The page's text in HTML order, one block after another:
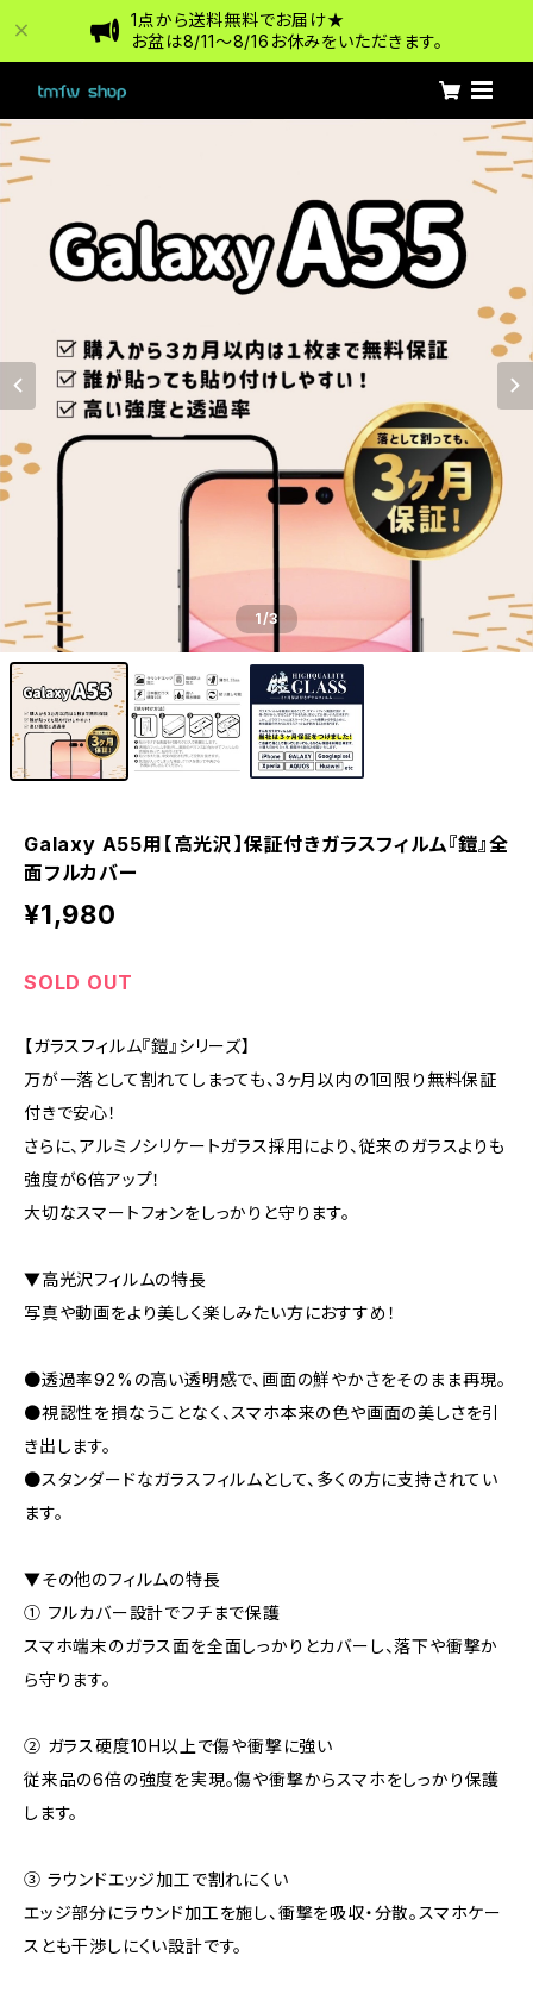
1点から送料無料でお届け★
お盆は8/11〜8/16お休みをいただきます。
1/3
Galaxy A55用【高光沢】保証付きガラスフィルム『鎧』全
面フルカバー
¥1,980
SOLD OUT
【ガラスフィルム『鎧』シリーズ】
万が一落として割れてしまっても、3ヶ月以内の1回限り無料保証
付きで安心！
さらに、アルミノシリケートガラス採用により、従来のガラスよりも
強度が6倍アップ！
大切なスマートフォンをしっかりと守ります。
▼高光沢フィルムの特長
写真や動画をより美しく楽しみたい方におすすめ！
●透過率92%の高い透明感で、画面の鮮やかさをそのまま再現。
●視認性を損なうことなく、スマホ本来の色や画面の美しさを引
き出します。
●スタンダードなガラスフィルムとして、多くの方に支持されてい
ます。
▼その他のフィルムの特長
① フルカバー設計でフチまで保護
スマホ端末のガラス面を全面しっかりとカバーし、落下や衝撃か
ら守ります。
② ガラス硬度10H以上で傷や衝撃に強い
従来品の6倍の強度を実現。傷や衝撃からスマホをしっかり保護
します。
③ ラウンドエッジ加工で割れにくい
エッジ部分にラウンド加工を施し、衝撃を吸収・分散。スマホケー
スとも干渉しにくい設計です。